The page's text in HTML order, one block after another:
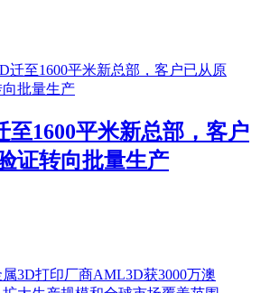
至1600平米新总部，客户
证转向批量生产